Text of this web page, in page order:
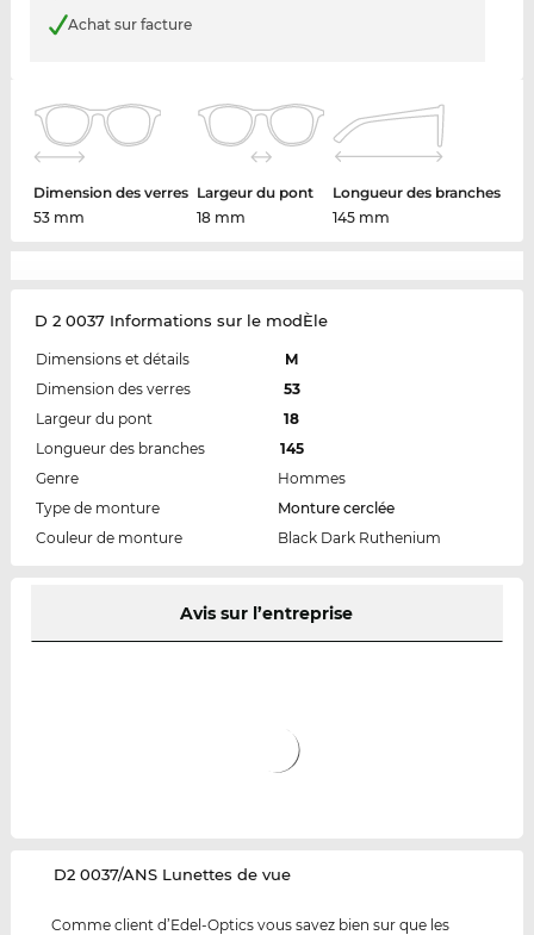
Achat sur facture
Dimension des verres
53 mm
Largeur du pont
18 mm
Longueur des branches
145 mm
D 2 0037 Informations sur le modÈle
Dimensions et détails
M
Dimension des verres
53
Largeur du pont
18
Longueur des branches
145
Genre
Hommes
Type de monture
Monture cerclée
Couleur de monture
Black Dark Ruthenium
Avis sur l’entreprise
‌D2 0037/ANS Lunettes de vue
Comme client d’Edel-Optics vous savez bien sur que les